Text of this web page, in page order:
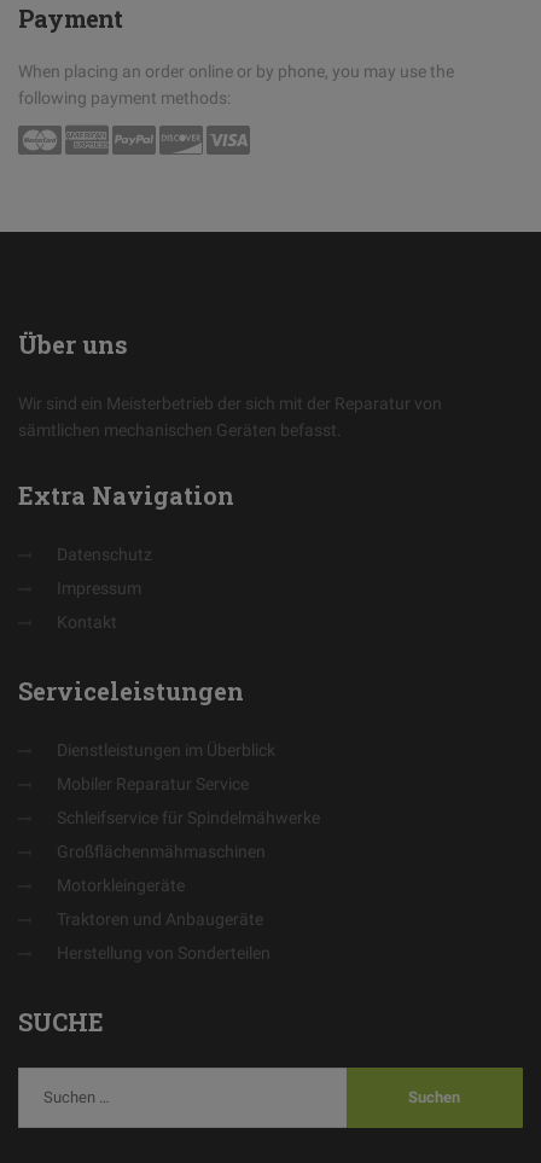
Payment
When placing an order online or by phone, you may use the
following payment methods:
Über uns
Wir sind ein Meisterbetrieb der sich mit der Reparatur von
sämtlichen mechanischen Geräten befasst.
Extra Navigation
Datenschutz
Impressum
Kontakt
Serviceleistungen
Dienstleistungen im Überblick
Mobiler Reparatur Service
Schleifservice für Spindelmähwerke
Großflächenmähmaschinen
Motorkleingeräte
Traktoren und Anbaugeräte
Herstellung von Sonderteilen
SUCHE